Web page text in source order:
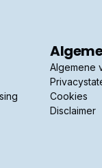
Algemene
Cookies
Disclaimer